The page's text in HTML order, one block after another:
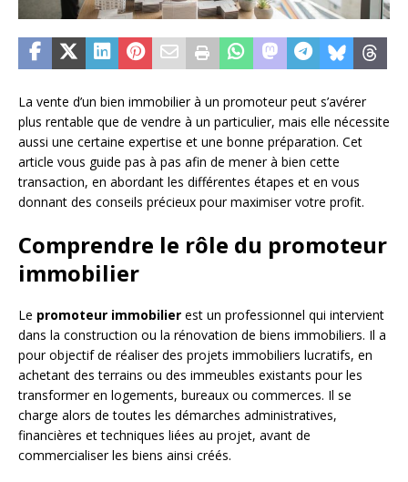
La vente d’un bien immobilier à un promoteur peut s’avérer
plus rentable que de vendre à un particulier, mais elle nécessite
aussi une certaine expertise et une bonne préparation. Cet
article vous guide pas à pas afin de mener à bien cette
transaction, en abordant les différentes étapes et en vous
donnant des conseils précieux pour maximiser votre profit.
Comprendre le rôle du promoteur
immobilier
Le promoteur immobilier est un professionnel qui intervient
dans la construction ou la rénovation de biens immobiliers. Il a
pour objectif de réaliser des projets immobiliers lucratifs, en
achetant des terrains ou des immeubles existants pour les
transformer en logements, bureaux ou commerces. Il se
charge alors de toutes les démarches administratives,
financières et techniques liées au projet, avant de
commercialiser les biens ainsi créés.